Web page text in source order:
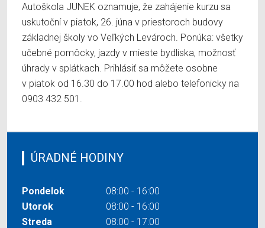
Autoškola JUNEK oznamuje, že zahájenie kurzu sa
uskutoční v piatok, 26. júna v priestoroch budovy
základnej školy vo Veľkých Levároch. Ponúka: všetky
učebné pomôcky, jazdy v mieste bydliska, možnosť
úhrady v splátkach. Prihlásiť sa môžete osobne
v piatok od 16.30 do 17.00 hod alebo telefonicky na
0903 432 501.
ÚRADNÉ HODINY
Pondelok
08:00 - 16:00
Utorok
08:00 - 16:00
Streda
08:00 - 17:00